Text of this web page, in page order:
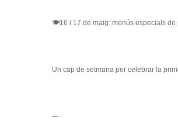
🍽️16 i 17 de maig: menús especials de
Un cap de setmana per celebrar la
---